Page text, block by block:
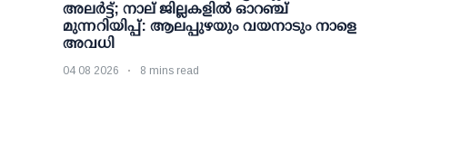
അലര്‍ട്ട്; നാല് ജില്ലകളില്‍ ഓറഞ്ച്
മുന്നറിയിപ്പ്: ആലപ്പുഴയും വയനാടും നാളെ
അവധി
04 08 2026 8 mins read